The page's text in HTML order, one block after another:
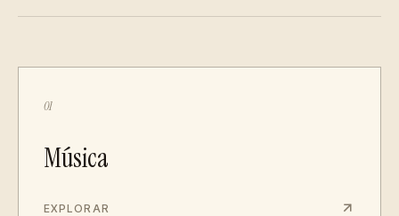
01
Música
EXPLORAR